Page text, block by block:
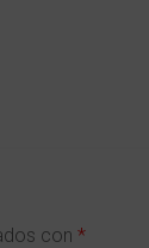
con *